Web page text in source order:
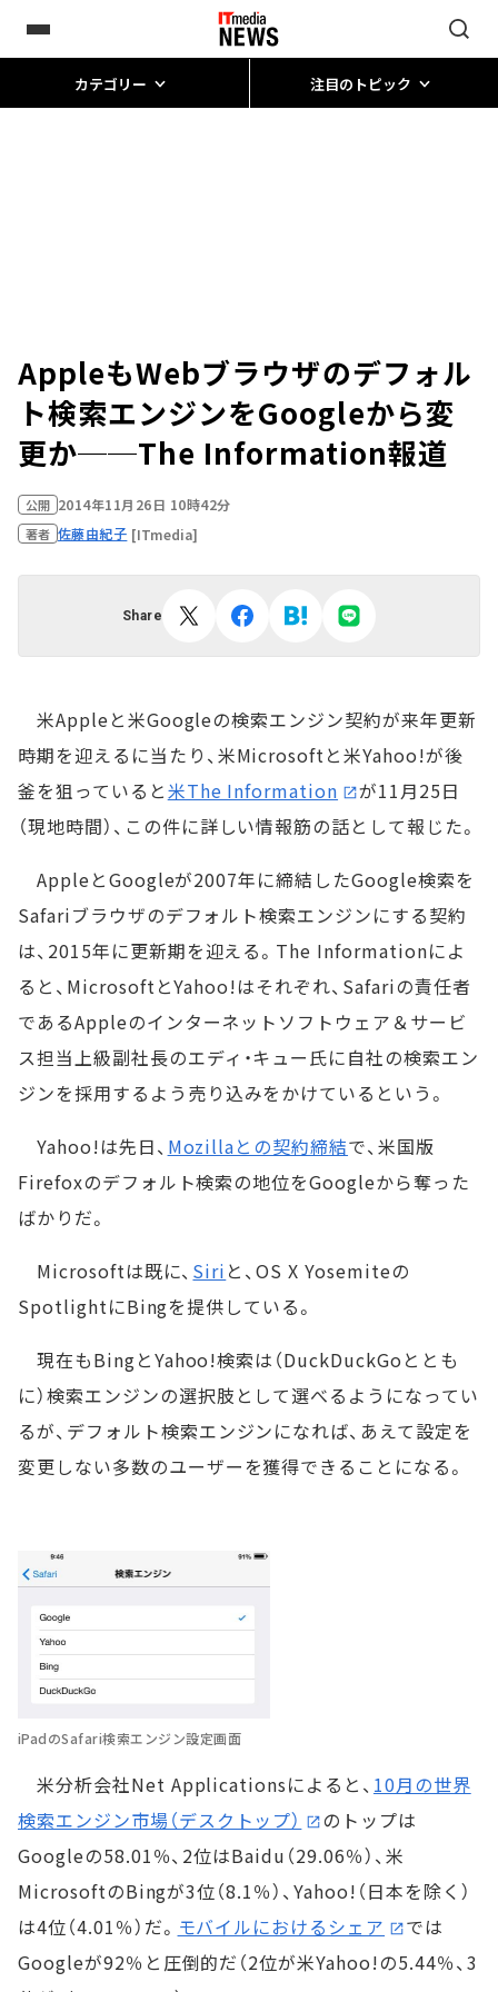
カテゴリー 注目のトピック
AppleもWebブラウザのデフォル
ト検索エンジンをGoogleから変
更か──The Information報道
公開 2014年11月26日 10時42分
著者 佐藤由紀子 [ITmedia]
Share
米Appleと米Googleの検索エンジン契約が来年更新
時期を迎えるに当たり、米Microsoftと米Yahoo!が後
釜を狙っていると米The Information
が11月25日
（現地時間）、この件に詳しい情報筋の話として報じた。
AppleとGoogleが2007年に締結したGoogle検索を
Safariブラウザのデフォルト検索エンジンにする契約
は、2015年に更新期を迎える。The Informationによ
ると、MicrosoftとYahoo!はそれぞれ、Safariの責任者
であるAppleのインターネットソフトウェア＆サービ
ス担当上級副社長のエディ・キュー氏に自社の検索エン
ジンを採用するよう売り込みをかけているという。
Yahoo!は先日、 Mozillaとの契約締結で、米国版
Firefoxのデフォルト検索の地位をGoogleから奪った
ばかりだ。
Microsoftは既に、 Siri と、OS X Yosemiteの
SpotlightにBingを提供している。
現在もBingとYahoo!検索は（DuckDuckGoととも
に）検索エンジンの選択肢として選べるようになってい
るが、デフォルト検索エンジンになれば、あえて設定を
変更しない多数のユーザーを獲得できることになる。
iPadのSafari検索エンジン設定画面
米分析会社Net Applicationsによると、 10月の世界
検索エンジン市場（デスクトップ）
のトップは
Googleの58.01％、2位はBaidu（29.06％）、米
MicrosoftのBingが3位（8.1％）、Yahoo!（日本を除く）
は4位（4.01％）だ。 モバイルにおけるシェア
では
Googleが92％と圧倒的だ（2位が米Yahoo!の5.44％、3